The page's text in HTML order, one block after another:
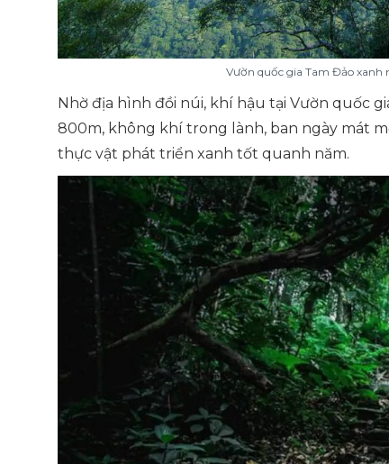
Vườn quốc gia Tam Đảo
Nhờ địa hình đồi núi, khí hậu tại Vườn quốc
800m, không khí trong lành, ban ngày mát
thực vật phát triển xanh tốt quanh năm.